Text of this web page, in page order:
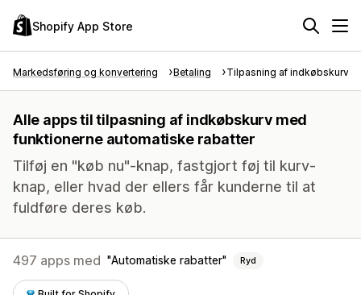
Shopify App Store
Markedsføring og konvertering Betaling Tilpasning af indkøbskurv
Alle apps til tilpasning af indkøbskurv med
funktionerne automatiske rabatter
Tilføj en "køb nu"-knap, fastgjort føj til kurv-
knap, eller hvad der ellers får kunderne til at
fuldføre deres køb.
497 apps med Automatiske rabatter Ryd